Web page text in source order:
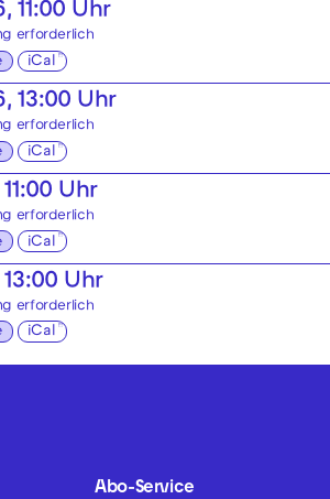
11:00 Uhr
erforderlich
iCal
13:00 Uhr
erforderlich
iCal
11:00 Uhr
erforderlich
iCal
13:00 Uhr
erforderlich
iCal
Abo-Service